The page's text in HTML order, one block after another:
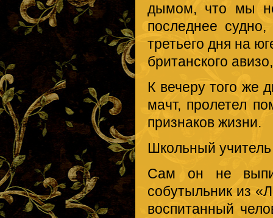
дымом, что мы
последнее
третьего дня на
британского
К вечеру того же
мачт, пролетел
признаков жизни.
Школьный
Сам он не
собутыльник из
воспитанный